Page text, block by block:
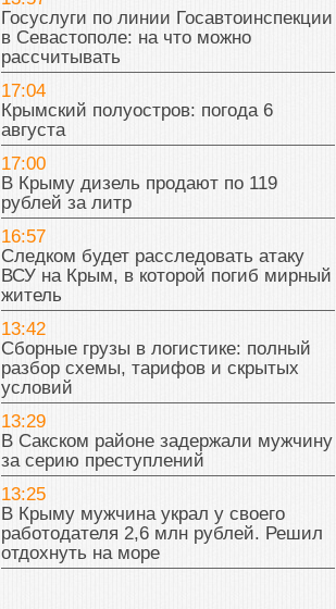
Госуслуги по линии Госавтоинспекции
в Севастополе: на что можно
рассчитывать
17:04
Крымский полуостров: погода 6
августа
17:00
В Крыму дизель продают по 119
рублей за литр
16:57
Следком будет расследовать атаку
ВСУ на Крым, в которой погиб мирный
житель
13:42
Сборные грузы в логистике: полный
разбор схемы, тарифов и скрытых
условий
13:29
В Сакском районе задержали мужчину
за серию преступлений
13:25
В Крыму мужчина украл у своего
работодателя 2,6 млн рублей. Решил
отдохнуть на море